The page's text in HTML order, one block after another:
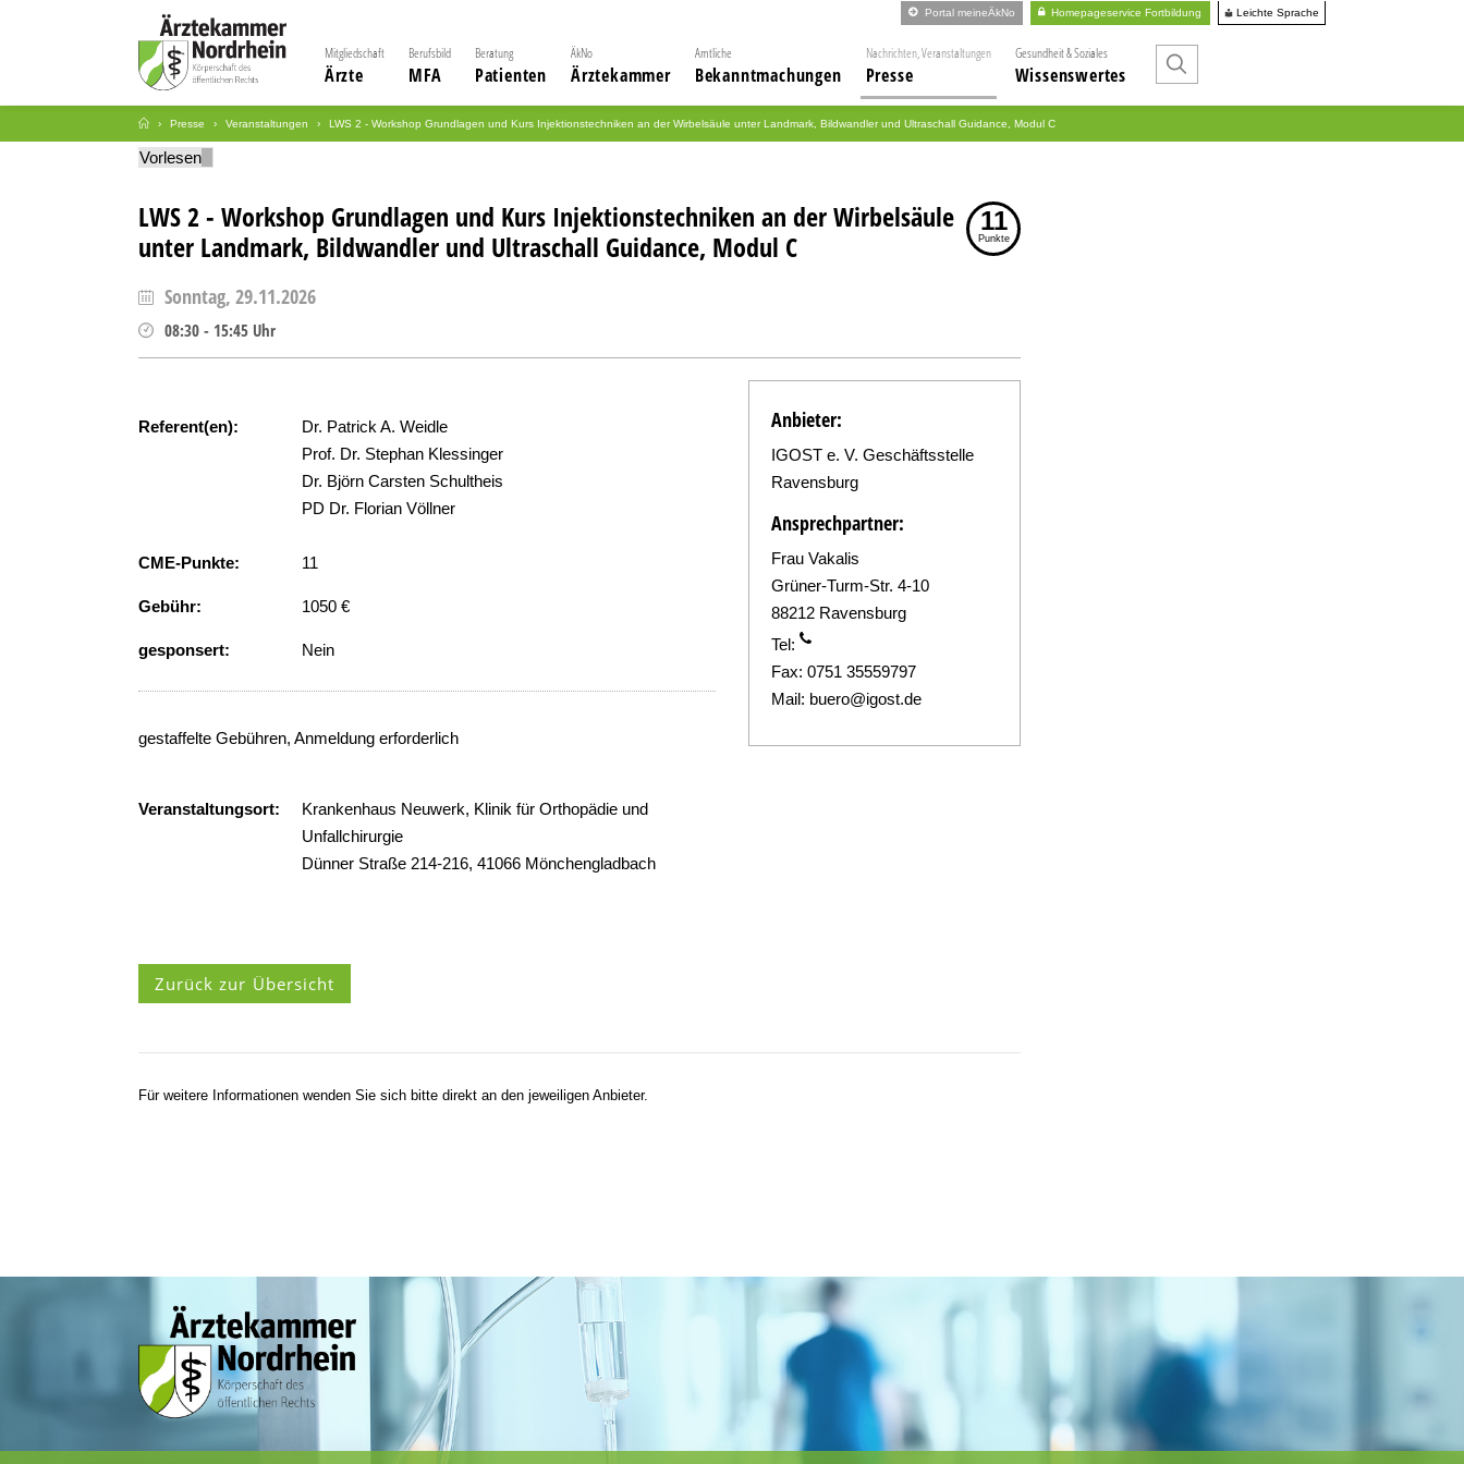
Portal meineÄkNo Homepageservice Fortbildung Leichte Sprache
Mitgliedschaft
Ärzte
Berufsbild
MFA
Beratung
Patienten
ÄkNo
Ärztekammer
Amtliche
Bekanntmachungen
Nachrichten, Veranstaltungen
Presse
Gesundheit & Soziales
Wissenswertes
Presse Veranstaltungen LWS 2 - Workshop Grundlagen und Kurs Injektionstechniken an der Wirbelsäule unter Landmark, Bildwandler und Ultraschall Guidance, Modul C
Vorlesen
LWS 2 - Workshop Grundlagen und Kurs Injektionstechniken an der Wirbelsäule
unter Landmark, Bildwandler und Ultraschall Guidance, Modul C
11
Punkte
Sonntag, 29.11.2026
08:30 - 15:45 Uhr
Referent(en):
Dr. Patrick A. Weidle
Prof. Dr. Stephan Klessinger
Dr. Björn Carsten Schultheis
PD Dr. Florian Völlner
CME-Punkte: 11
Gebühr: 1050 €
gesponsert: Nein
gestaffelte Gebühren, Anmeldung erforderlich
Veranstaltungsort:
Krankenhaus Neuwerk, Klinik für Orthopädie und
Unfallchirurgie
Dünner Straße 214-216, 41066 Mönchengladbach
Anbieter:
IGOST e. V. Geschäftsstelle
Ravensburg
Ansprechpartner:
Frau Vakalis
Grüner-Turm-Str. 4-10
88212 Ravensburg
Tel:
Fax: 0751 35559797
Mail: buero@igost.de
Zurück zur Übersicht
Für weitere Informationen wenden Sie sich bitte direkt an den jeweiligen Anbieter.